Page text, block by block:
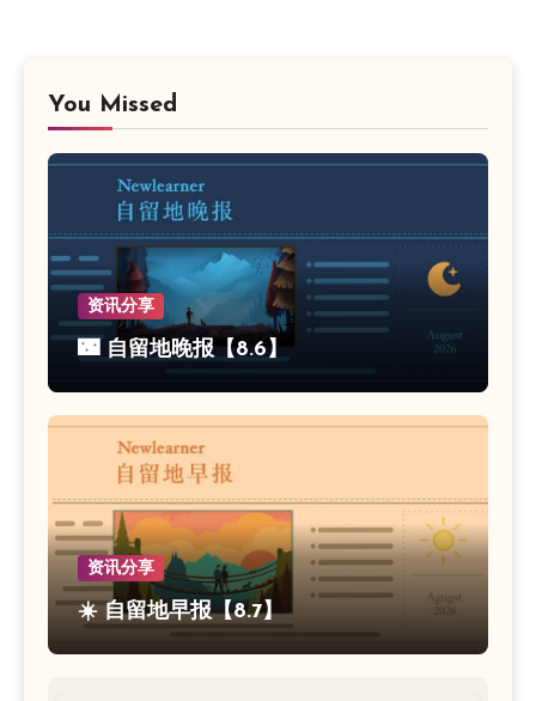
You Missed
资讯分享
🌃 自留地晚报【8.6】
资讯分享
☀️ 自留地早报【8.7】